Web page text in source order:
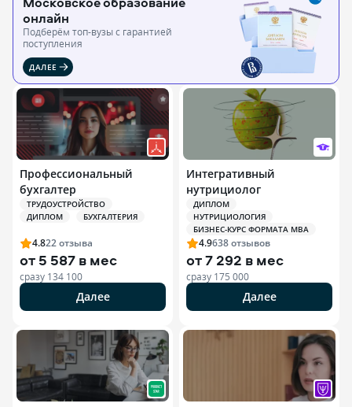
онлайн
Подберём топ-вузы c гарантией
поступления
ДАЛЕЕ
Профессиональный
бухгалтер
ТРУДОУСТРОЙСТВО
ДИПЛОМ
БУХГАЛТЕРИЯ
4.822отзыва
от 5 587 в мес
сразу 134 100
Далее
Интегративный
нутрициолог
ДИПЛОМ
НУТРИЦИОЛОГИЯ
БИЗНЕС-КУРС ФОРМАТА MBA
4.9638отзывов
от7 292 в мес
сразу 175 000
Далее